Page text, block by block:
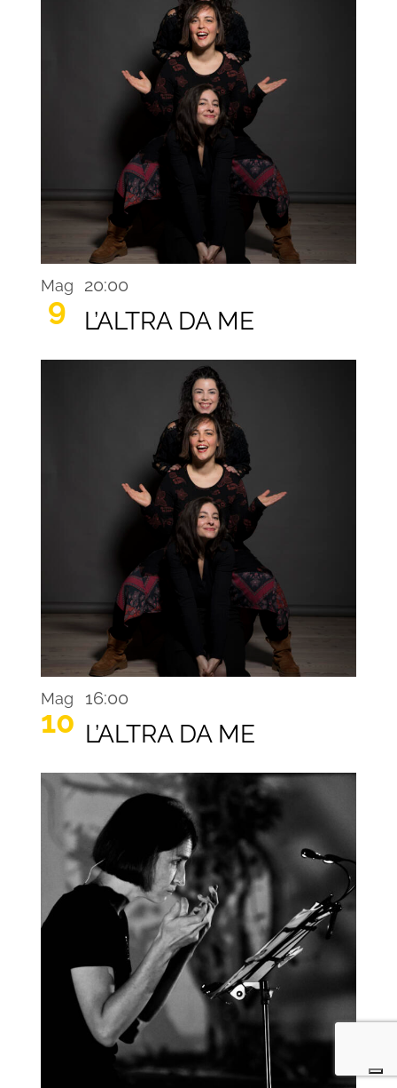
Mag
9
20:00
L’ALTRA DA ME
Mag
10
16:00
L’ALTRA DA ME